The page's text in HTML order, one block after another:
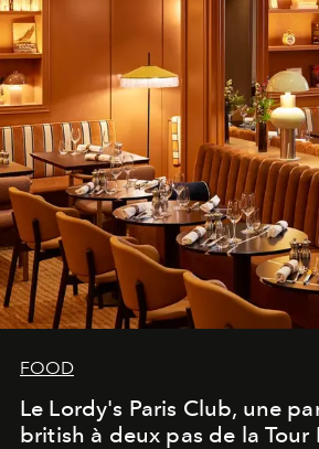
FOOD
Le Lordy's Paris Club, une
british à deux pas de la Tour